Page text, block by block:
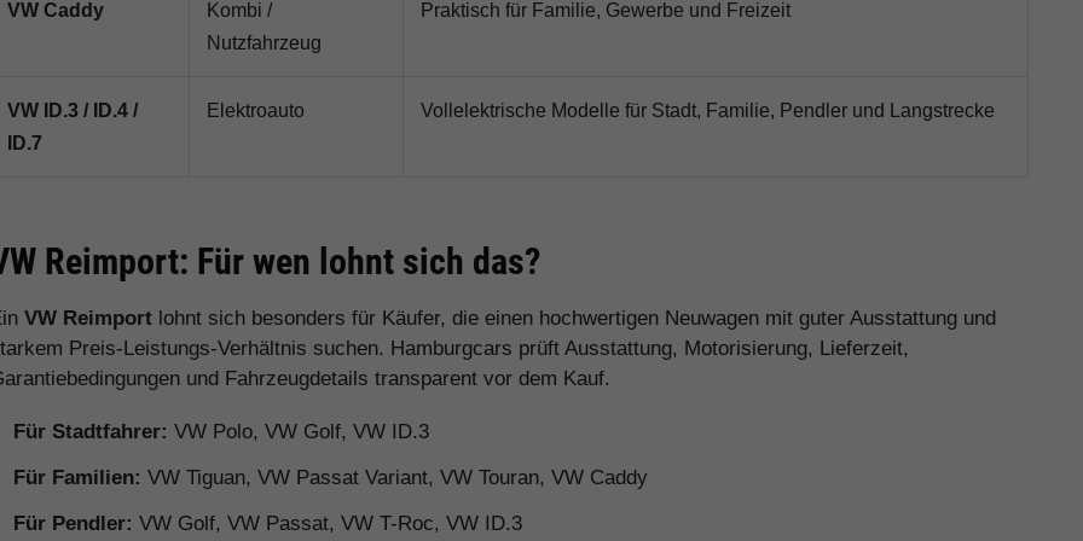
VW Caddy
Kombi /
Nutzfahrzeug
Praktisch für Familie, Gewerbe und Freizeit
VW ID.3 / ID.4 /
ID.7
Elektroauto Vollelektrische Modelle für Stadt, Familie, Pendler und Langstrecke
Reimport: Für wen lohnt sich das?
VW Reimport lohnt sich besonders für Käufer, die einen hochwertigen Neuwagen mit guter Ausstattung und
Preis-Leistungs-Verhältnis suchen. Hamburgcars prüft Ausstattung, Motorisierung, Lieferzeit,
und Fahrzeugdetails transparent vor dem Kauf.
Für Stadtfahrer: VW Polo, VW Golf, VW ID.3
Für Familien: VW Tiguan, VW Passat Variant, VW Touran, VW Caddy
Für Pendler: VW Golf, VW Passat, VW T-Roc, VW ID.3